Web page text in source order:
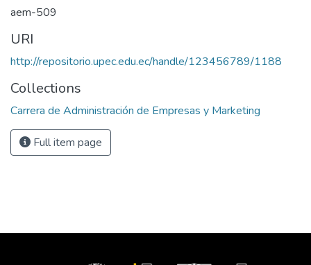
aem-509
URI
http://repositorio.upec.edu.ec/handle/123456789/1188
Collections
Carrera de Administración de Empresas y Marketing
Full item page